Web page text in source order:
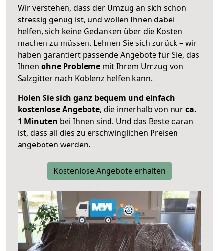
Wir verstehen, dass der Umzug an sich schon
stressig genug ist, und wollen Ihnen dabei
helfen, sich keine Gedanken über die Kosten
machen zu müssen. Lehnen Sie sich zurück – wir
haben garantiert passende Angebote für Sie, das
Ihnen ohne Probleme mit Ihrem Umzug von
Salzgitter nach Koblenz helfen kann.
Holen Sie sich ganz bequem und einfach
kostenlose Angebote, die innerhalb von nurca.
1 Minuten bei Ihnen sind. Und das Beste daran
ist, dass all dies zu erschwinglichen Preisen
angeboten werden.
Kostenlose Angebote erhalten